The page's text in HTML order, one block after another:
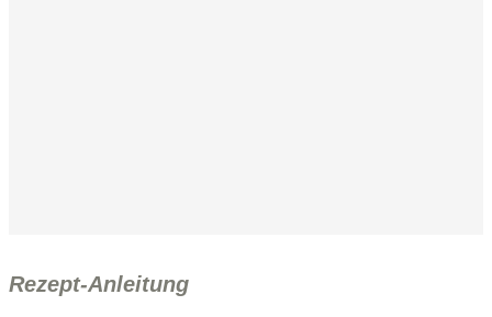
Rezept-Anleitung